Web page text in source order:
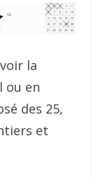
la
ou en
des 25,
et